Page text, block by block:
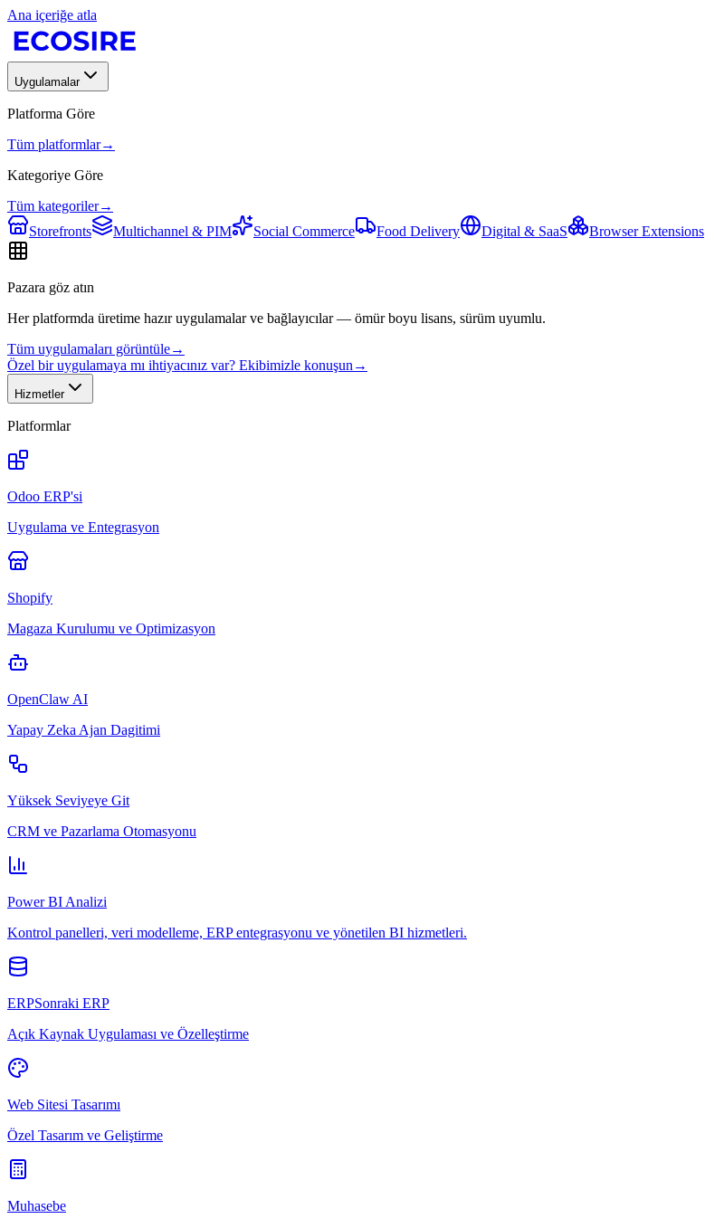
Ana içeriğe atla
Uygulamalar
Platforma Göre
Tüm platformlar→
Kategoriye Göre
Tüm kategoriler→
Storefronts
Multichannel & PIM Social Commerce Food Delivery Digital & SaaS Browser Extensions
Pazara göz atın
Her platformda üretime hazır uygulamalar ve bağlayıcılar — ömür boyu lisans, sürüm uyumlu.
Tüm uygulamaları görüntüle→
Özel bir uygulamaya mı ihtiyacınız var? Ekibimizle konuşun →
Hizmetler
Platformlar
Odoo ERP'si
Uygulama ve Entegrasyon
Shopify
Magaza Kurulumu ve Optimizasyon
OpenClaw AI
Yapay Zeka Ajan Dagitimi
Yüksek Seviyeye Git
CRM ve Pazarlama Otomasyonu
Power BI Analizi
Kontrol panelleri, veri modelleme, ERP entegrasyonu ve yönetilen BI hizmetleri.
ERPSonraki ERP
Açık Kaynak Uygulaması ve Özelleştirme
Web Sitesi Tasarımı
Özel Tasarım ve Geliştirme
Muhasebe